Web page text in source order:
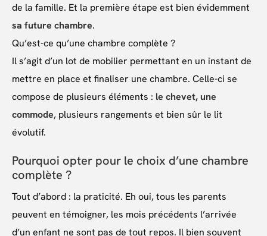
de la famille. Et la première étape est bien évidemment
sa future chambre.
Qu’est-ce qu’une chambre complète ?
Il s’agit d’un lot de mobilier permettant en un instant de
mettre en place et finaliser une chambre. Celle-ci se
compose de plusieurs éléments : le chevet, une
commode, plusieurs rangements et bien sûr le lit
évolutif.
Pourquoi opter pour le choix d’une chambre
complète ?
Tout d’abord : la praticité. Eh oui, tous les parents
peuvent en témoigner, les mois précédents l’arrivée
d’un enfant ne sont pas de tout repos. Il bien souvent